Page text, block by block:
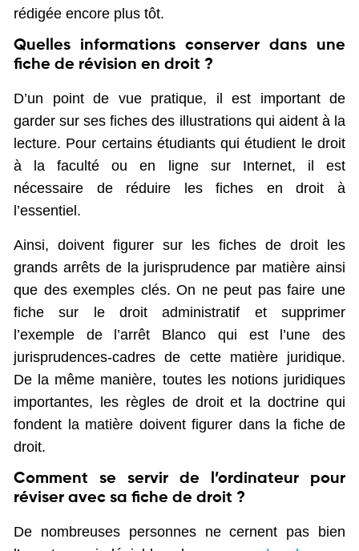
rédigée encore plus tôt.
Quelles informations conserver dans une
fiche de révision en droit ?
D’un point de vue pratique, il est important de
garder sur ses fiches des illustrations qui aident à la
lecture. Pour certains étudiants qui étudient le droit
à la faculté ou en ligne sur Internet, il est
nécessaire de réduire les fiches en droit à
l’essentiel.
Ainsi, doivent figurer sur les fiches de droit les
grands arrêts de la jurisprudence par matière ainsi
que des exemples clés. On ne peut pas faire une
fiche sur le droit administratif et supprimer
l’exemple de l’arrêt Blanco qui est l’une des
jurisprudences-cadres de cette matière juridique.
De la même manière, toutes les notions juridiques
importantes, les règles de droit et la doctrine qui
fondent la matière doivent figurer dans la fiche de
droit.
Comment se servir de l’ordinateur pour
réviser avec sa fiche de droit ?
De nombreuses personnes ne cernent pas bien